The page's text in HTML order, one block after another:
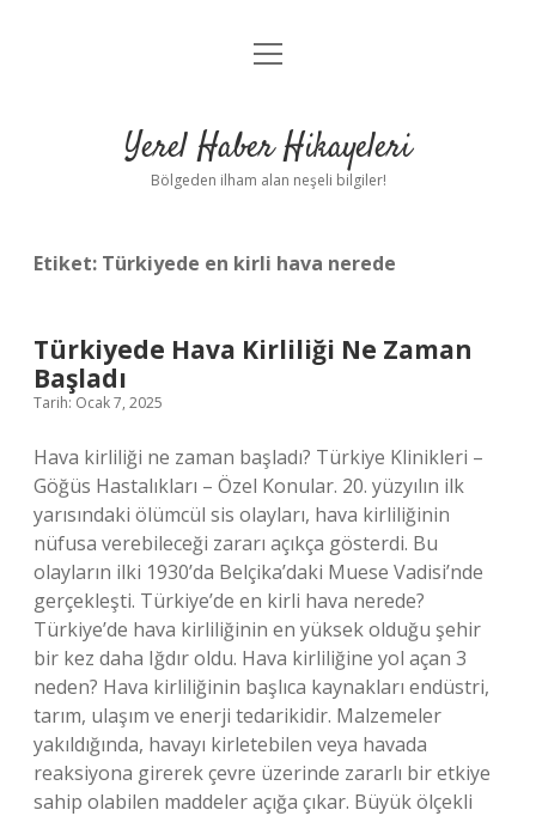
Anasayfa
Yasal Uyarı
menüyü
Yerel Haber Hikayeleri
Bölgeden ilham alan neşeli bilgiler!
Etiket: Türkiyede en kirli hava nerede
Türkiyede Hava Kirliliği Ne Zaman
Başladı
Tarih: Ocak 7, 2025
Hava kirliliği ne zaman başladı? Türkiye Klinikleri –
Göğüs Hastalıkları – Özel Konular. 20. yüzyılın ilk
yarısındaki ölümcül sis olayları, hava kirliliğinin
nüfusa verebileceği zararı açıkça gösterdi. Bu
olayların ilki 1930’da Belçika’daki Muese Vadisi’nde
gerçekleşti. Türkiye’de en kirli hava nerede?
Türkiye’de hava kirliliğinin en yüksek olduğu şehir
bir kez daha Iğdır oldu. Hava kirliliğine yol açan 3
neden? Hava kirliliğinin başlıca kaynakları endüstri,
tarım, ulaşım ve enerji tedarikidir. Malzemeler
yakıldığında, havayı kirletebilen veya havada
reaksiyona girerek çevre üzerinde zararlı bir etkiye
sahip olabilen maddeler açığa çıkar. Büyük ölçekli